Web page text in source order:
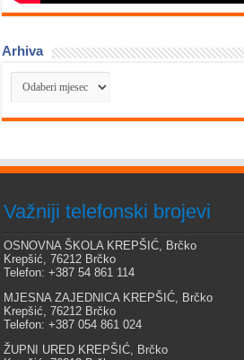
Arhiva
Arhiva
Važniji telefonski brojevi
OSNOVNA ŠKOLA KREPŠIĆ, Brčko
Krepšić, 76212 Brčko
Telefon: +387 54 861 114
MJESNA ZAJEDNICA KREPŠIĆ, Brčko
Krepšić, 76212 Brčko
Telefon: +387 054 861 024
ŽUPNI URED KREPŠIĆ, Brčko